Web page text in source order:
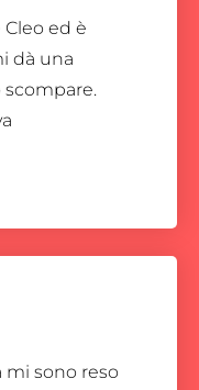
ed è
dà una
mi sono reso